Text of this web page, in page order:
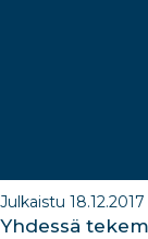
Julkaistu 18.12.2017
Yhdessä